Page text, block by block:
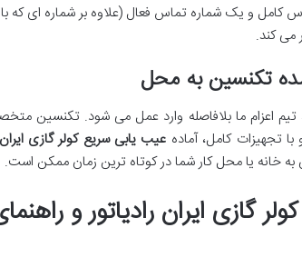
کامل و یک شماره تماس فعال (علاوه بر شماره ای که
می کند.
اعزام ما بلافاصله وارد عمل می شود. تکنسین
کامل، آماده عیب یابی سریع کولر گازی ایران
به خانه یا محل کار شما در کوتاه ترین زمان ممکن است.
گازی ایران رادیاتور و